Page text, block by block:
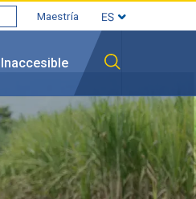
Maestría
Inaccesible